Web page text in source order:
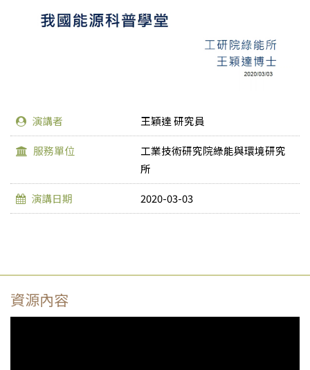
演講者 王穎達 研究員
服務單位
工業技術研究院綠能與環境研究
所
演講日期 2020-03-03
資源內容